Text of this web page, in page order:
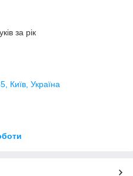
за рік
Київ, Україна